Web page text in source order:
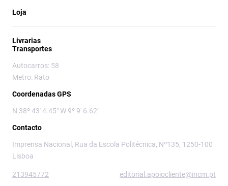
Loja
Livrarias
Transportes
Autocarros: 58
Metro: Rato
Coordenadas GPS
N 38º 43' 4.45" W 9º 9' 6.62"
Contacto
Imprensa Nacional, Rua da Escola Politécnica, Nº135, 1250-100
Lisboa
213945772 editorial.apoiocliente@incm.pt